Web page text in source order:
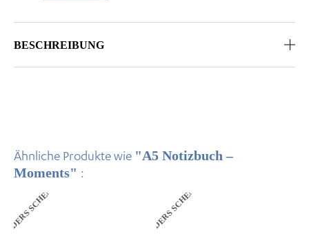
BESCHREIBUNG
Ähnliche Produkte wie "A5 Notizbuch –
Moments" :
ANDERS SCHENKEN ANDERS SCHENKEN